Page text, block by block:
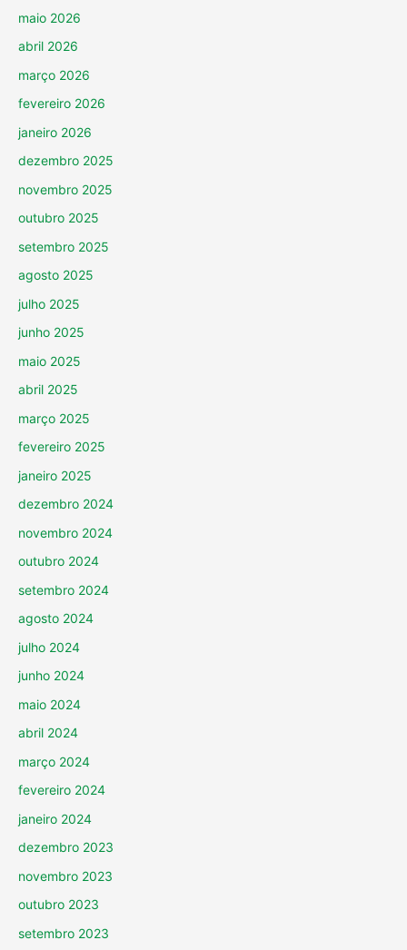
maio 2026
abril 2026
março 2026
fevereiro 2026
janeiro 2026
dezembro 2025
novembro 2025
outubro 2025
setembro 2025
agosto 2025
julho 2025
junho 2025
maio 2025
abril 2025
março 2025
fevereiro 2025
janeiro 2025
dezembro 2024
novembro 2024
outubro 2024
setembro 2024
agosto 2024
julho 2024
junho 2024
maio 2024
abril 2024
março 2024
fevereiro 2024
janeiro 2024
dezembro 2023
novembro 2023
outubro 2023
setembro 2023